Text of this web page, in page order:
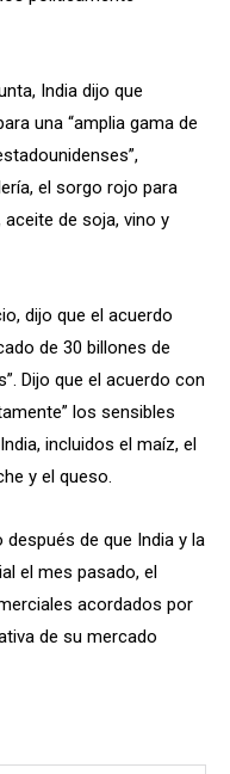
India dijo que
una “amplia gama de
el sorgo rojo para
de soja, vino y
dijo que el acuerdo
de 30 billones de
Dijo que el acuerdo con
los sensibles
incluidos el maíz, el
y el queso.
de que India y la
el mes pasado, el
acordados por
de su mercado